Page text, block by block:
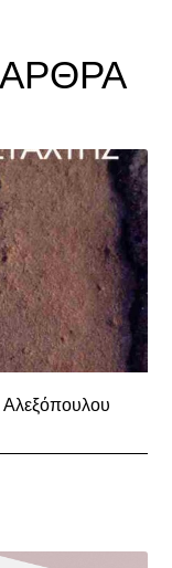
Αλεξόπουλου